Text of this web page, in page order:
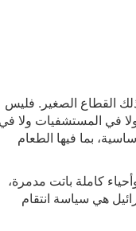
القطاع الصغير. فليس
في المستشفيات ولا في
بما فيها الطعام
كاملة باتت مدمرة،
هي سياسة انتقام